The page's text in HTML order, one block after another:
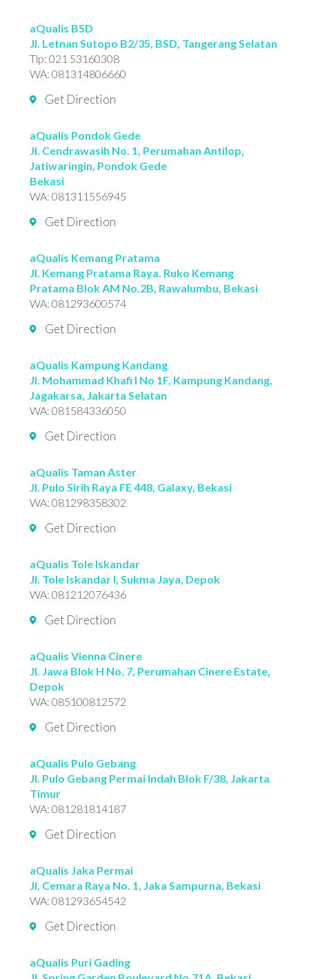
aQualis BSD
Jl. Letnan Sutopo B2/35, BSD, Tangerang Selatan
Tlp:021 53160308
WA:081314806660
Get Direction
aQualis Pondok Gede
Jl. Cendrawasih No. 1, Perumahan Antilop,
Jatiwaringin, Pondok Gede
Bekasi
WA:081311556945
Get Direction
aQualis Kemang Pratama
Jl. Kemang Pratama Raya. Ruko Kemang
Pratama Blok AM No.2B, Rawalumbu, Bekasi
WA:081293600574
Get Direction
aQualis Kampung Kandang
Jl. Mohammad Khafi I No 1F, Kampung Kandang,
Jagakarsa, Jakarta Selatan
WA:081584336050
Get Direction
aQualis Taman Aster
Jl. Pulo Sirih Raya FE 448, Galaxy, Bekasi
WA:081298358302
Get Direction
aQualis Tole Iskandar
Jl. Tole Iskandar I, Sukma Jaya, Depok
WA:081212076436
Get Direction
aQualis Vienna Cinere
Jl. Jawa Blok H No. 7, Perumahan Cinere Estate,
Depok
WA:085100812572
Get Direction
aQualis Pulo Gebang
Jl. Pulo Gebang Permai Indah Blok F/38, Jakarta
Timur
WA:081281814187
Get Direction
aQualis Jaka Permai
Jl. Cemara Raya No. 1, Jaka Sampurna, Bekasi
WA:081293654542
Get Direction
aQualis Puri Gading